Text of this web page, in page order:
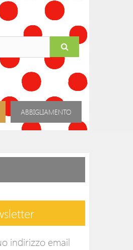
ABBIGLIAMENTO
indirizzo email